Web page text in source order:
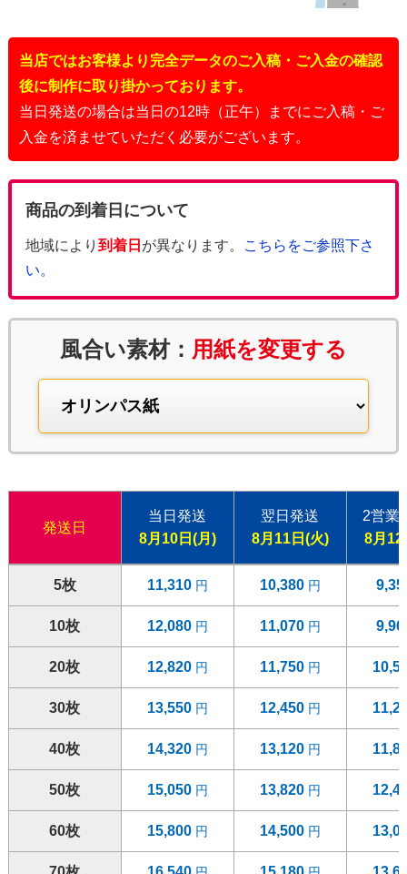
当店ではお客様より完全データのご入稿・ご入金の確認
後に制作に取り掛かっております。
当日発送の場合は当日の12時（正午）までにご入稿・ご
入金を済ませていただく必要がございます。
商品の到着日について
地域により 到着日 が異なります。
こちらをご参照下さ
い。
風合い素材： 用紙を変更する
発送日
当日発送
8月10日(月)
翌日発送
8月11日(火)
2営業
8月12
5枚 11,310 10,380
10枚 12,080 11,070
20枚 12,820 11,750
30枚 13,550 12,450
40枚 14,320 13,120
50枚 15,050 13,820
60枚 15,800 14,500